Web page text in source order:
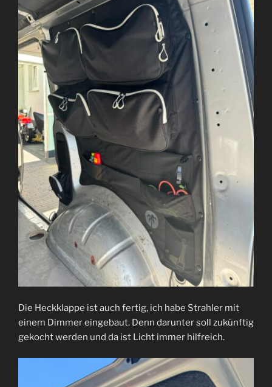
Die Heckklappe ist auch fertig, ich habe Strahler mit
einem Dimmer eingebaut. Denn darunter soll zukünftig
gekocht werden und da ist Licht immer hilfreich.